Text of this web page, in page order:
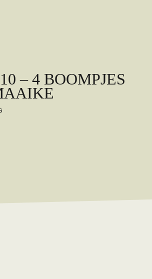
– 4 BOOMPJES